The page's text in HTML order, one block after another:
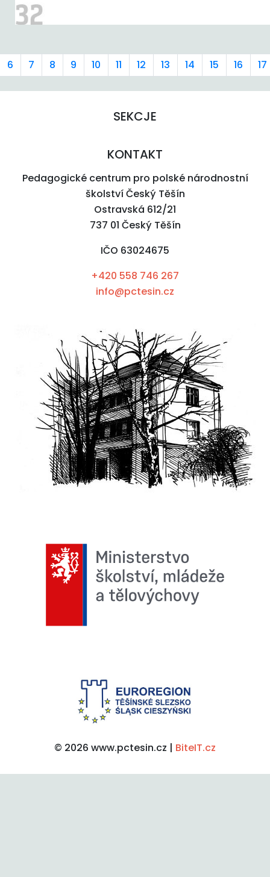
6 7 8 9 10 11 12 13 14 15 16 17
SEKCJE
KONTAKT
Pedagogické centrum pro polské národnostní
školství Český Těšín
Ostravská 612/21
737 01 Český Těšín
IČO 63024675
+420 558 746 267
info@pctesin.cz
© 2026 www.pctesin.cz | BiteIT.cz